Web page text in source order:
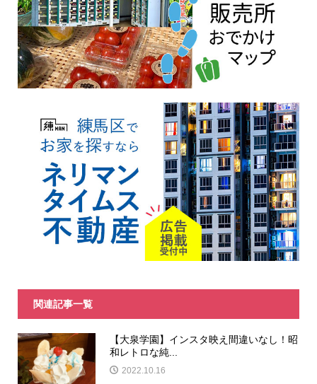
関連記事一覧
【大泉学園】インスタ映え間違いなし！昭
和レトロな純...
2022.10.16